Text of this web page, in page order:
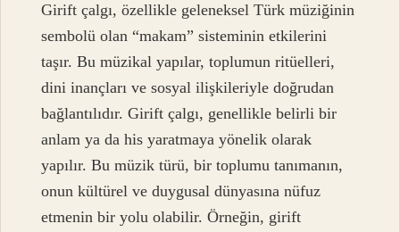
Girift çalgı, özellikle geleneksel Türk müziğinin
sembolü olan “makam” sisteminin etkilerini
taşır. Bu müzikal yapılar, toplumun ritüelleri,
dini inançları ve sosyal ilişkileriyle doğrudan
bağlantılıdır. Girift çalgı, genellikle belirli bir
anlam ya da his yaratmaya yönelik olarak
yapılır. Bu müzik türü, bir toplumu tanımanın,
onun kültürel ve duygusal dünyasına nüfuz
etmenin bir yolu olabilir. Örneğin, girift